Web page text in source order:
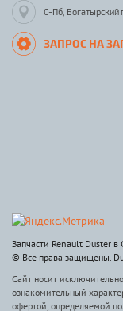
С-Пб, Богатырский
ЗАПРОС НА
Запчасти Renault Duster в
© Все права защищены.
Сайт носит
ознакомительный
офертой, определяемой